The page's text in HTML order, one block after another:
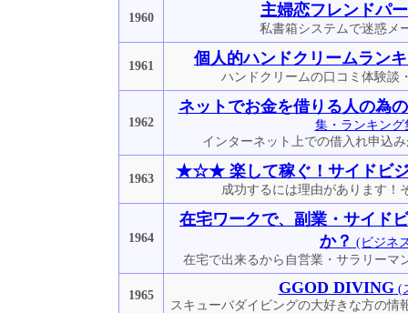
1960 主婦恋フレンドパ
私書箱システムで迷惑メ
1961 個人的ハンドクリームラン
ハンドクリームの口コミ体験談
1962
ネットでお金を借りる人の為
集・ランキング
インターネット上での借入れ申込
1963 ★☆★ 楽して稼ぐ！サイドビ
成功するには理由があります！
1964
在宅ワークで、副業・サイド
か？ (ビジネ
在宅で出来るから自営業・サラリーマ
1965 GGOD DIVING(
スキューバダイビングの大好きな方の情